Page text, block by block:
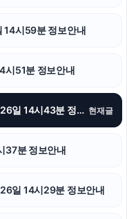
종로구하수구막힘
트립닷컴할인코드
시59분 정보안내
51분 정보안내
서대문구하수구막힘 2026년06월26일 14시43분 정보안내 현재글
37분 정보안내
일 14시29분 정보안내